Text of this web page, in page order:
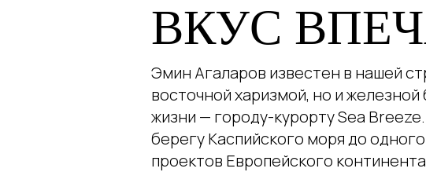
ВКУС
Эмин Агаларов известен в нашей
восточной харизмой, но и
жизни — городу-курорту Sea
берегу Каспийского моря до
проектов Европейского